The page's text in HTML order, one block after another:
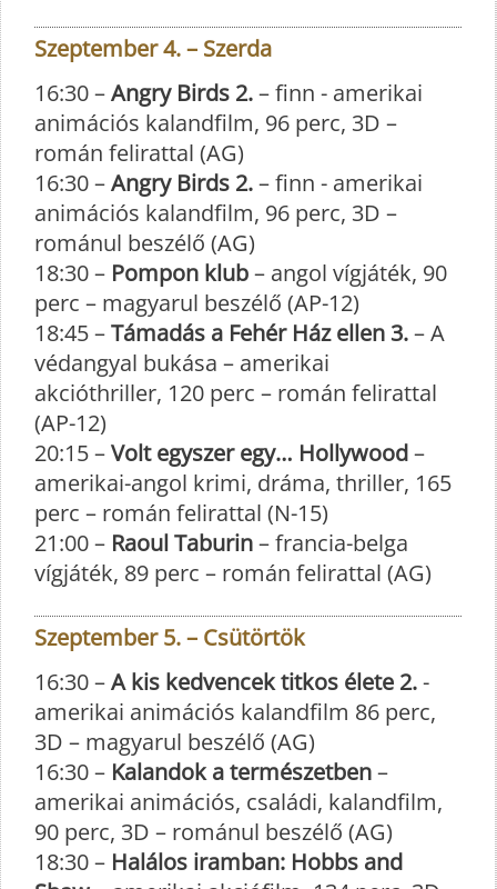
Szeptember 4. – Szerda
16:30 –Angry Birds 2.– finn - amerikai
animációs kalandfilm, 96 perc, 3D –
román felirattal (AG)
16:30 –Angry Birds 2.– finn - amerikai
animációs kalandfilm, 96 perc, 3D –
románul beszélő (AG)
18:30 – Pompon klub– angol vígjáték, 90
perc – magyarul beszélő (AP-12)
18:45 –Támadás a Fehér Ház ellen 3.– A
védangyal bukása – amerikai
akcióthriller, 120 perc – román felirattal
(AP-12)
20:15 –Volt egyszer egy… Hollywood–
amerikai-angol krimi, dráma, thriller, 165
perc – román felirattal (N-15)
21:00 – Raoul Taburin– francia-belga
vígjáték, 89 perc – román felirattal (AG)
Szeptember 5. – Csütörtök
16:30 –A kis kedvencek titkos élete 2.-
amerikai animációs kalandfilm 86 perc,
3D – magyarul beszélő (AG)
16:30 – Kalandok a természetben–
amerikai animációs, családi, kalandfilm,
90 perc, 3D – románul beszélő (AG)
18:30 – Halálos iramban: Hobbs and